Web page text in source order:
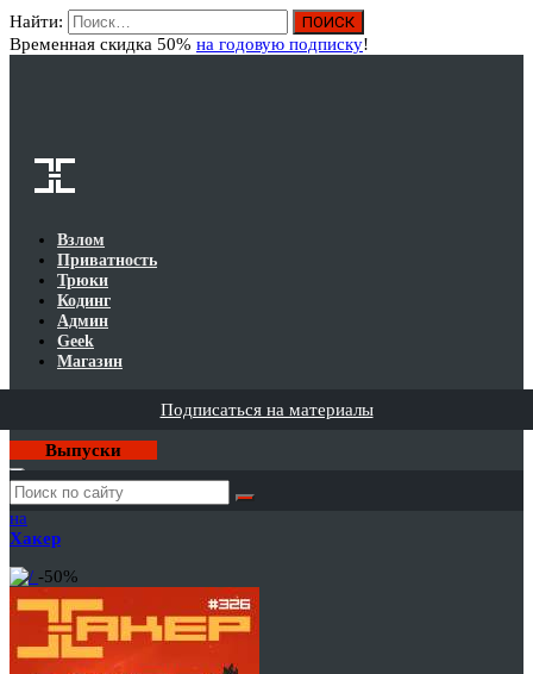
Найти:
Временная скидка 50% на годовую подписку!
Взлом
Приватность
Трюки
Кодинг
Админ
Geek
Магазин
Подписаться на материалы
Выпуски
Годовая
подписка
на
Хакер
-50%